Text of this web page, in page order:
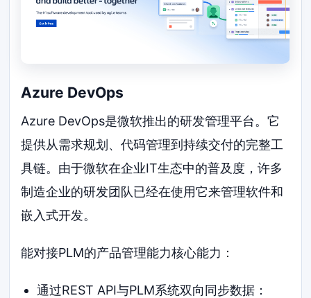
Azure DevOps
Azure DevOps是微软推出的研发管理平台。它
提供从需求规划、代码管理到持续交付的完整工
具链。由于微软在企业IT生态中的普及度，许多
制造企业的研发团队已经在使用它来管理软件和
嵌入式开发。
能对接PLM的产品管理能力核心能力：
通过REST API与PLM系统双向同步数据：